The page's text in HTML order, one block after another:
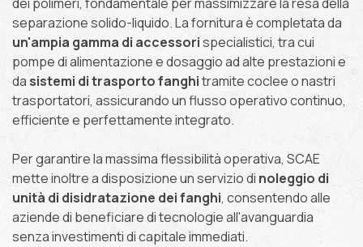
separazione solido-liquido. La fornitura è completata da
un'ampia gamma di accessorispecialistici, tra cui
pompe di alimentazione e dosaggio ad alte prestazioni e
da sistemi di trasporto fanghitramite coclee o nastri
trasportatori, assicurando un flusso operativo continuo,
efficiente e perfettamente integrato.
Per garantire la massima flessibilità operativa, SCAE
mette inoltre a disposizione un servizio di noleggio di
unità di disidratazione dei fanghi, consentendo alle
aziende di beneficiare di tecnologie all'avanguardia
senza investimenti di capitale immediati.